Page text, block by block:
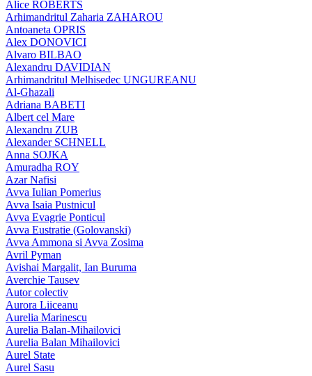
Alice ROBERTS
Arhimandritul Zaharia ZAHAROU
Antoaneta OPRIS
Alex DONOVICI
Alvaro BILBAO
Alexandru DAVIDIAN
Arhimandritul Melhisedec UNGUREANU
Al-Ghazali
Adriana BABETI
Albert cel Mare
Alexandru ZUB
Alexander SCHNELL
Anna SOJKA
Amuradha ROY
Azar Nafisi
Avva Iulian Pomerius
Avva Isaia Pustnicul
Avva Evagrie Ponticul
Avva Eustratie (Golovanski)
Avva Ammona si Avva Zosima
Avril Pyman
Avishai Margalit, Ian Buruma
Averchie Tausev
Autor colectiv
Aurora Liiceanu
Aurelia Marinescu
Aurelia Balan-Mihailovici
Aurelia Balan Mihailovici
Aurel State
Aurel Sasu